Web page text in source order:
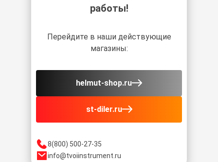
8(800) 500-27-35
info@tvoiinstrument.ru
работы!
Перейдите в наши действующие
магазины:
helmut-shop.ru
st-diler.ru